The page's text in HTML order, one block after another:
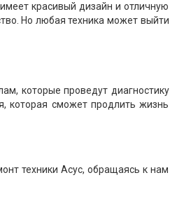
красивый дизайн и отличную
Но любая техника может выйти
которые проведут диагностику
которая сможет продлить жизнь
техники Асус, обращаясь к нам